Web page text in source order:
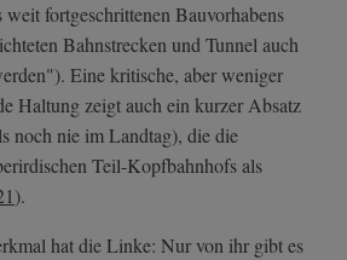
fortgeschrittenen Bauvorhabens
Bahnstrecken und Tunnel auch
Eine kritische, aber weniger
Haltung zeigt auch ein kurzer Absatz
noch nie im Landtag), die die
Teil-Kopfbahnhofs als
).
hat die Linke: Nur von ihr gibt es